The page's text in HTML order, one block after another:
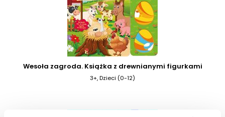
Wesoła zagroda. Książka z drewnianymi figurkami
3+, Dzieci (0-12)